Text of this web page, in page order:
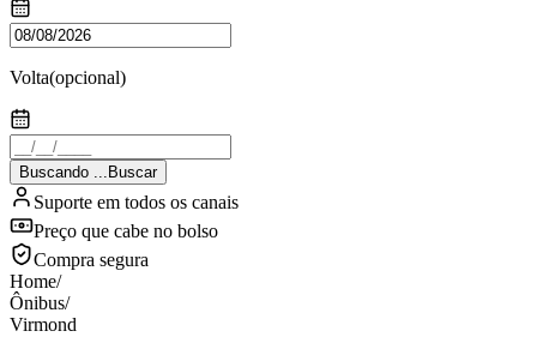
Volta(opcional)
Buscando ... Buscar
Suporte em todos os canais
Preço que cabe no bolso
Compra segura
Home/
Ônibus/
Virmond